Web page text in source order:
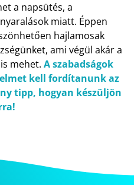
a napsütés, a
miatt. Éppen
hajlamosak
ami végül akár a
mehet. A szabadságok
kell fordítanunk az
tipp, hogyan készüljön